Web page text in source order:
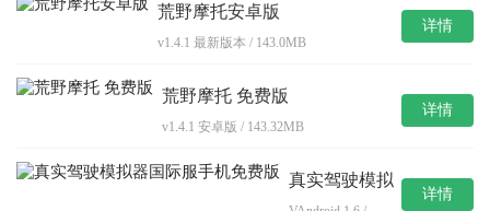
荒野摩托安卓版
v1.4.1 最新版本 / 143.0MB
详情
荒野摩托 免费版
v1.4.1 安卓版 / 143.32MB
详情
真实驾驶模拟
详情